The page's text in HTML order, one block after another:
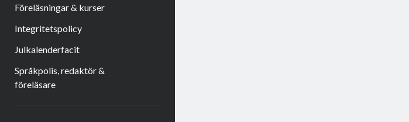
Föreläsningar & kurser
Integritetspolicy
Julkalenderfacit
Språkpolis, redaktör &
föreläsare